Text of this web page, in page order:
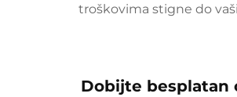
troškovima stigne do
Dobijte besplatan